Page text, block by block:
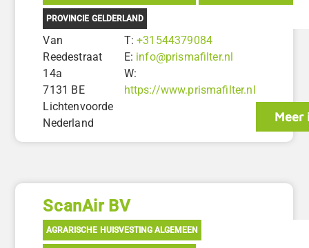
PROVINCIE GELDERLAND
Van
Reedestraat
14a
7131 BE
Lichtenvoorde
Nederland
T:+31544379084
E: info@prismafilter.nl
W:
https://www.prismafilter.nl
Meer
ScanAir BV
AGRARISCHE HUISVESTING ALGEMEEN